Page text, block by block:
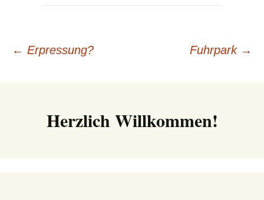
Beitrags-
← Erpressung? Fuhrpark →
Herzlich Willkommen!